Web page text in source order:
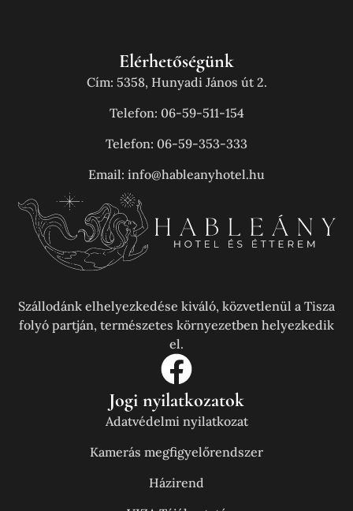
Elérhetőségünk
Cím: 5358, Hunyadi János út 2.
Telefon: 06-59-511-154
Telefon: 06-59-353-333
Email: info@hableanyhotel.hu
Szállodánk elhelyezkedése kiváló, közvetlenül a Tisza
folyó partján, természetes környezetben helyezkedik
el.
Jogi nyilatkozatok
Adatvédelmi nyilatkozat
Kamerás megfigyelőrendszer
Házirend